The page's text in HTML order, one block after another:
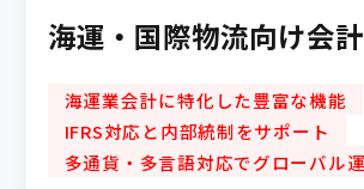
海運・国際物流向け会
海運業会計に特化した豊富な機能
IFRS対応と内部統制をサポート
多通貨・多言語対応でグローバル